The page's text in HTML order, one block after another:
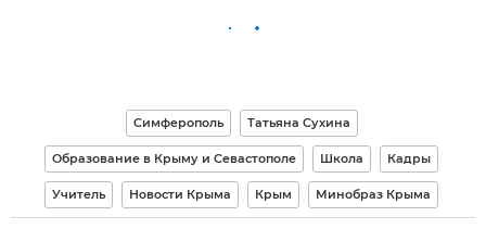
Симферополь Татьяна Сухина
Образование в Крыму и Севастополе Школа Кадры
Учитель Новости Крыма Крым Минобраз Крыма